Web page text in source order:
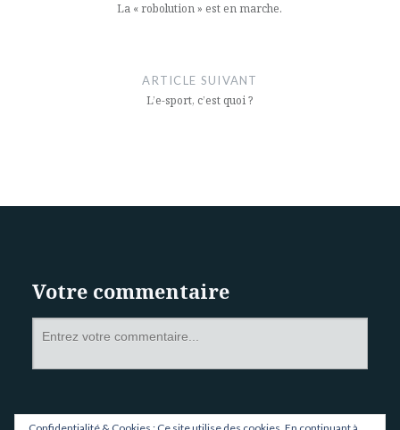
La « robolution » est en marche.
ARTICLE SUIVANT
L’e-sport, c’est quoi ?
Votre commentaire